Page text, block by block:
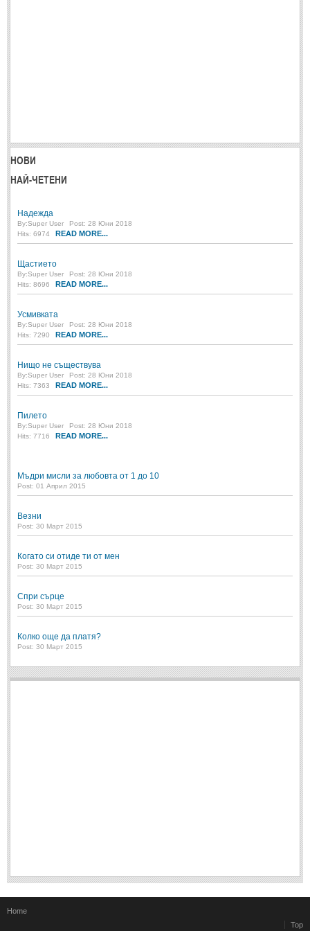
НОВИ
НАЙ-ЧЕТЕНИ
Надежда
By:Super User
Post: 28 Юни 2018
Hits: 6974
READ MORE...
Щастието
By:Super User
Post: 28 Юни 2018
Hits: 8696
READ MORE...
Усмивката
By:Super User
Post: 28 Юни 2018
Hits: 7290
READ MORE...
Нищо не съществува
By:Super User
Post: 28 Юни 2018
Hits: 7363
READ MORE...
Пилето
By:Super User
Post: 28 Юни 2018
Hits: 7716
READ MORE...
Мъдри мисли за любовта от 1 до 10
Post: 01 Април 2015
Везни
Post: 30 Март 2015
Когато си отиде ти от мен
Post: 30 Март 2015
Спри сърце
Post: 30 Март 2015
Колко още да платя?
Post: 30 Март 2015
Home
Top